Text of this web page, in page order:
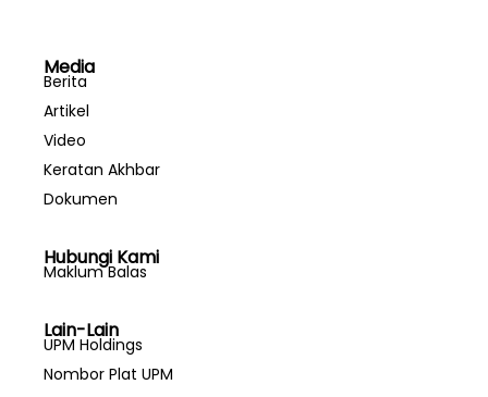
Media
Berita
Artikel
Video
Keratan Akhbar
Dokumen
Hubungi Kami
Maklum Balas
Lain-Lain
UPM Holdings
Nombor Plat UPM